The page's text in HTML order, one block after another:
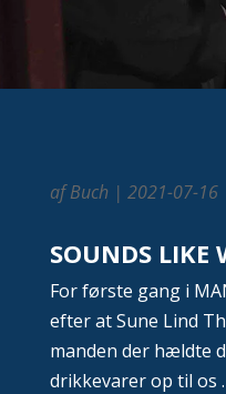
afBuch| 2021-07-16
SOUNDS LIKE
For første gang i
efter at Sune Lind
manden der hældte
drikkevarer op til os